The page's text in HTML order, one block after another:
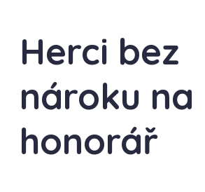
Herci bez
nároku na
honorář